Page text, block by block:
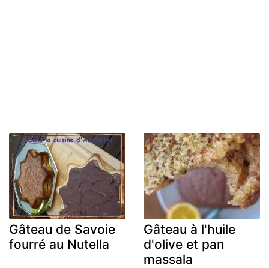
Gâteau de Savoie
fourré au Nutella
Gâteau à l'huile
d'olive et pan
massala